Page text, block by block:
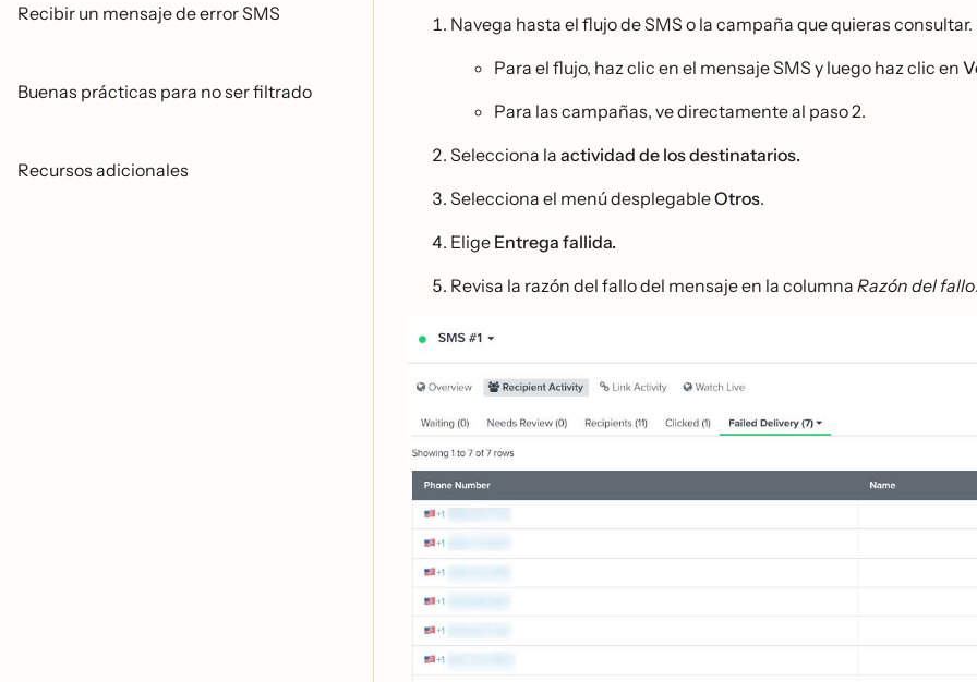
Recibir un mensaje de error SMS
Buenas prácticas para no ser filtrado
Recursos adicionales
Navega hasta el flujo de SMS o la campaña que quieras consultar.
Para el flujo, haz clic en el mensaje SMS y luego haz clic en
Para las campañas, ve directamente al paso 2.
Selecciona la actividad de los destinatarios.
Selecciona el menú desplegableOtros.
Elige Entrega fallida.
Revisa la razón del fallo del mensaje en la columna Razón del fallo